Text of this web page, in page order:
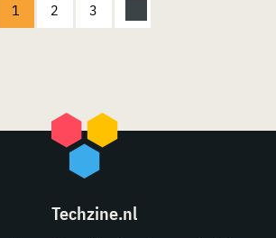
1 2 3
Techzine.nl